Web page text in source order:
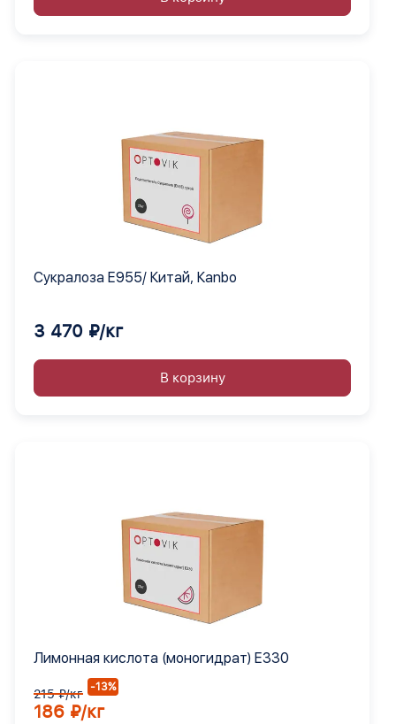
Сукралоза Е955/ Китай, Кanbo
3 470 ₽/кг
В корзину
Лимонная кислота (моногидрат) Е330
215 ₽/кг -13%
186 ₽/кг